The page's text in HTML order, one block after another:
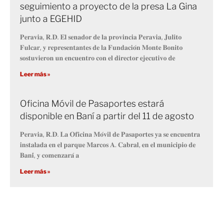
seguimiento a proyecto de la presa La Gina
junto a EGEHID
𝐏𝐞𝐫𝐚𝐯𝐢𝐚, 𝐑.𝐃. 𝐄𝐥 𝐬𝐞𝐧𝐚𝐝𝐨𝐫 𝐝𝐞 𝐥𝐚 𝐩𝐫𝐨𝐯𝐢𝐧𝐜𝐢𝐚 𝐏𝐞𝐫𝐚𝐯𝐢𝐚, 𝐉𝐮𝐥𝐢𝐭𝐨
𝐅𝐮𝐥𝐜𝐚𝐫, 𝐲 𝐫𝐞𝐩𝐫𝐞𝐬𝐞𝐧𝐭𝐚𝐧𝐭𝐞𝐬 𝐝𝐞 𝐥𝐚 𝐅𝐮𝐧𝐝𝐚𝐜𝐢𝐨́𝐧 𝐌𝐨𝐧𝐭𝐞 𝐁𝐨𝐧𝐢𝐭𝐨
𝐬𝐨𝐬𝐭𝐮𝐯𝐢𝐞𝐫𝐨𝐧 𝐮𝐧 𝐞𝐧𝐜𝐮𝐞𝐧𝐭𝐫𝐨 𝐜𝐨𝐧 𝐞𝐥 𝐝𝐢𝐫𝐞𝐜𝐭𝐨𝐫 𝐞𝐣𝐞𝐜𝐮𝐭𝐢𝐯𝐨 𝐝𝐞
Leer más »
Oficina Móvil de Pasaportes estará
disponible en Baní a partir del 11 de agosto
𝐏𝐞𝐫𝐚𝐯𝐢𝐚, 𝐑.𝐃. 𝐋𝐚 𝐎𝐟𝐢𝐜𝐢𝐧𝐚 𝐌𝐨́𝐯𝐢𝐥 𝐝𝐞 𝐏𝐚𝐬𝐚𝐩𝐨𝐫𝐭𝐞𝐬 𝐲𝐚 𝐬𝐞 𝐞𝐧𝐜𝐮𝐞𝐧𝐭𝐫𝐚
𝐢𝐧𝐬𝐭𝐚𝐥𝐚𝐝𝐚 𝐞𝐧 𝐞𝐥 𝐩𝐚𝐫𝐪𝐮𝐞 𝐌𝐚𝐫𝐜𝐨𝐬 𝐀. 𝐂𝐚𝐛𝐫𝐚𝐥, 𝐞𝐧 𝐞𝐥 𝐦𝐮𝐧𝐢𝐜𝐢𝐩𝐢𝐨 𝐝𝐞
𝐁𝐚𝐧𝐢́, 𝐲 𝐜𝐨𝐦𝐞𝐧𝐳𝐚𝐫𝐚́ 𝐚
Leer más »